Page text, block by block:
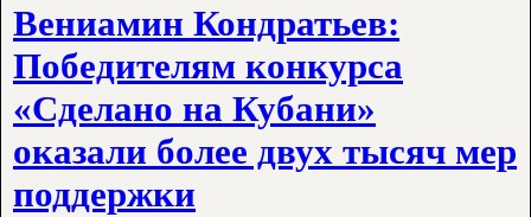
Вениамин Кондратьев:
Победителям конкурса
«Сделано на Кубани»
оказали более двух тысяч мер
поддержки